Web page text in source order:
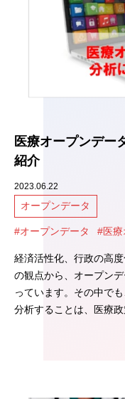
医療オープンデー
紹介
2023.06.22
オープンデータ
#オープンデータ #医療
経済活性化、行政の高
の観点から、オープン
っています。その中で
分析することは、医療